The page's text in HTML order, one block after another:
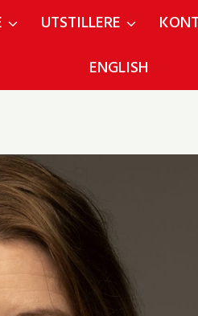
UTSTILLERE
ENGLISH